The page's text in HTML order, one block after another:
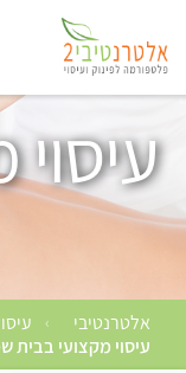
אלטרנטיבי ›
עיסוי מקצועי בבית